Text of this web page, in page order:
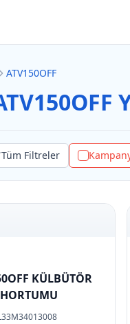
ATV150OFF
Tüm Filtreler
KÜLBÜTÖR